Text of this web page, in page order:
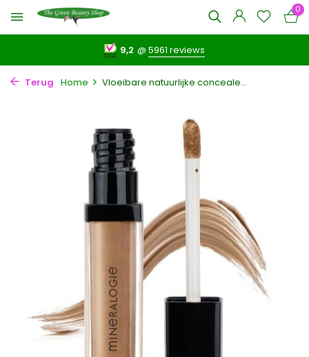
0
9,2 @5961 reviews
Terug Home Vloeibare natuurlijke conceale...